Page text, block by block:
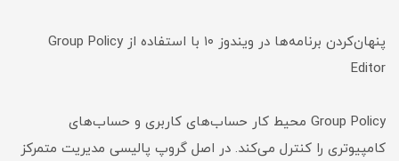
پنهان‌کردن برنامه‌ها در ویندوز ۱۰ با استفاده از Group Policy
Editor
Group Policy محیط کار حساب‌های کاربری و حساب‌های
کامپیوتری را کنترل می‌کند. در اصل گروپ پالیسی مدیریت متمرکز